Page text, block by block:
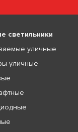
светильники
уличные
уличные